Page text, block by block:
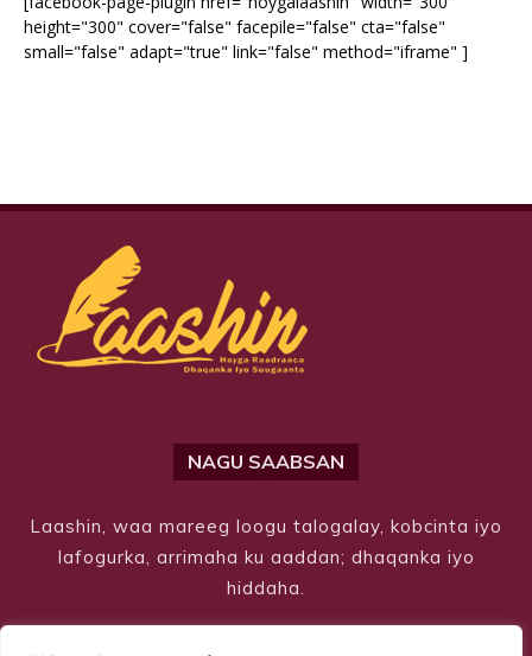
height="300" cover="false" facepile="false" cta="false"
small="false" adapt="true" link="false" method="iframe" ]
NAGU SAABSAN
Laashin, waa mareeg loogu talogalay, kobcinta iyo
lafogurka, arrimaha ku aaddan; dhaqanka iyo
hiddaha.